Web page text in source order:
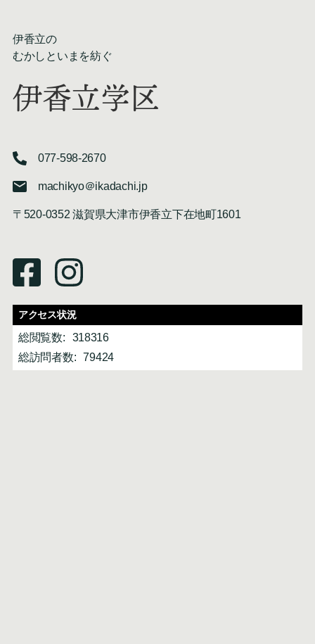
伊香立の
むかしといまを紡ぐ
伊香立学区
077-598-2670
machikyo＠ikadachi.jp
〒520-0352 滋賀県大津市伊香立下在地町1601
アクセス状況
総閲覧数:
318316
総訪問者数:
79424